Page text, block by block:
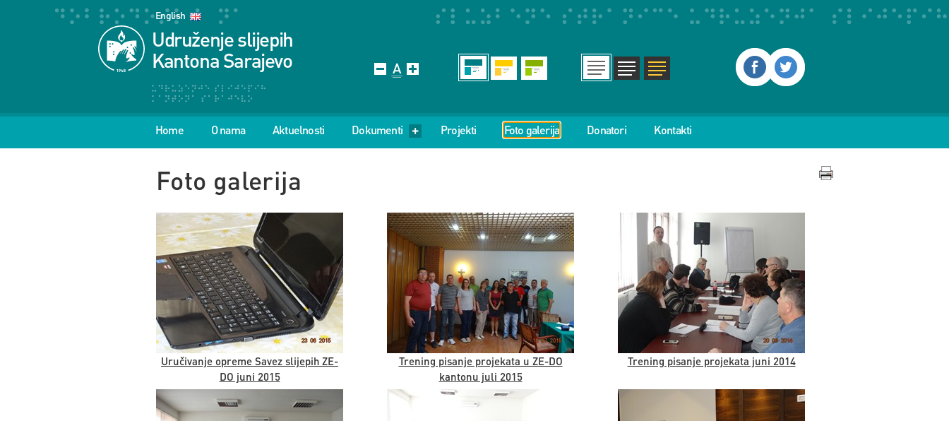
English
Udruženje slijepih
Kantona Sarajevo
Home O nama Aktuelnosti Dokumenti Projekti Foto galerija Donatori Kontakti
Foto galerija
Uručivanje opreme Savez slijepih ZE-
DO juni 2015
Trening pisanje projekata u ZE-DO
kantonu juli 2015
Trening pisanje projekata juni 2014